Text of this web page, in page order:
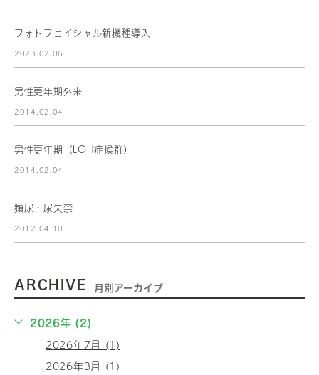
フォトフェイシャル新機種導入
2023.02.06
男性更年期外来
2014.02.04
男性更年期（LOH症候群）
2014.02.04
頻尿・尿失禁
2012.04.10
ARCHIVE 月別アーカイブ
2026年 (2)
2026年7月 (1)
2026年3月 (1)